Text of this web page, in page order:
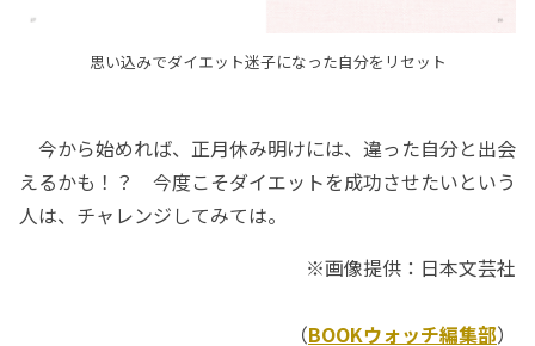
思い込みでダイエット迷子になった自分をリセット
今から始めれば、正月休み明けには、違った自分と出会
えるかも！？ 今度こそダイエットを成功させたいという
人は、チャレンジしてみては。
※画像提供：日本文芸社
（BOOKウォッチ編集部）